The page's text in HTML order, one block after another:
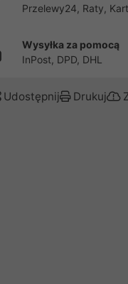
Przelewy24, Raty,
Wysyłka za pomocą
InPost, DPD, DHL
Udostępnij Drukuj